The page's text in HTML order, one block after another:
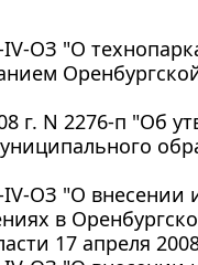
ОЗ "О
г. N 2276-п "Об
IV-ОЗ "О внесении
в
17 апреля